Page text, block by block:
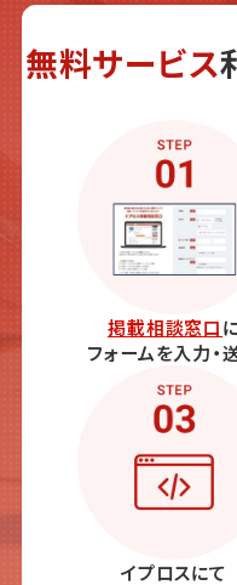
無料サービス
掲載相談窓口
フォームを入力・
イプロスにて